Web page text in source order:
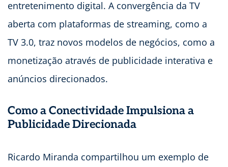
entretenimento digital. A convergência da TV
aberta com plataformas de streaming, como a
TV 3.0, traz novos modelos de negócios, como a
monetização através de publicidade interativa e
anúncios direcionados.
Como a Conectividade Impulsiona a
Publicidade Direcionada
Ricardo Miranda compartilhou um exemplo de